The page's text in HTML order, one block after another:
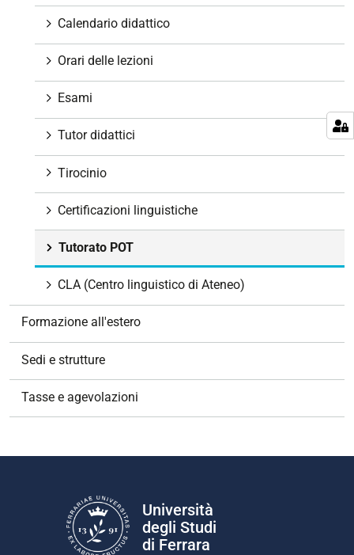
Calendario didattico
Orari delle lezioni
Esami
Tutor didattici
Tirocinio
Certificazioni linguistiche
Tutorato POT
CLA (Centro linguistico di Ateneo)
Formazione all'estero
Sedi e strutture
Tasse e agevolazioni
Università
degli Studi
di Ferrara